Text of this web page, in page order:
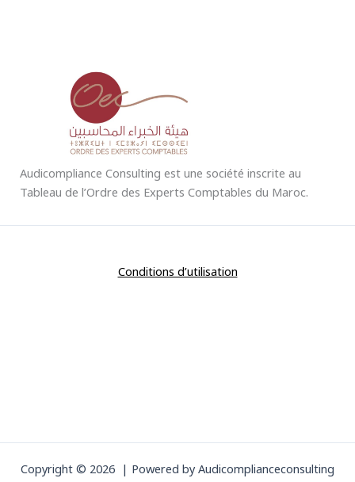
Audicompliance Consulting est une société inscrite au
Tableau de l’Ordre des Experts Comptables du Maroc.
Conditions d’utilisation
Copyright © 2026 | Powered by Audicomplianceconsulting